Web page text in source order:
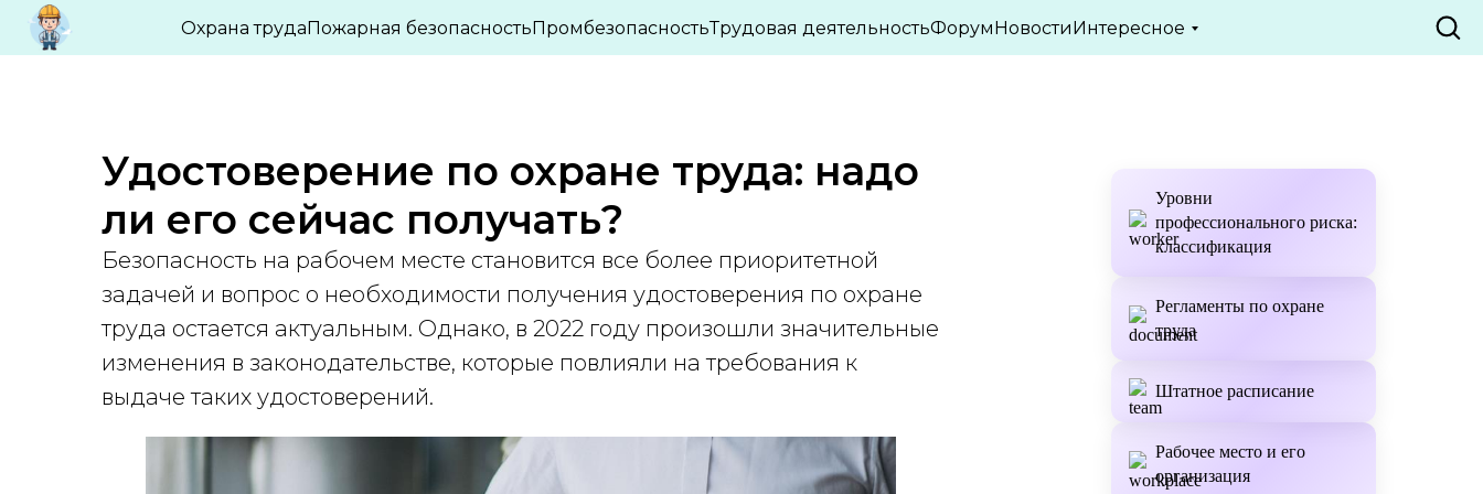
БЛОГ ПО ОХРАНЕ ТРУДА И ПРОМБЕЗОПАСНОСТИ » ОХРАНА ТРУДА » ИНТЕРЕСНЫЕ СТАТЬИ
Охрана трудаПожарная безопасностьПромбезопасностьТрудовая деятельностьФорумНовостиИнтересное
Удостоверение по охране труда: надо
ли его сейчас получать?
Безопасность на рабочем месте становится все более приоритетной
задачей и вопрос о необходимости получения удостоверения по охране
труда остается актуальным. Однако, в 2022 году произошли значительные
изменения в законодательстве, которые повлияли на требования к
выдаче таких удостоверений.
Уровни
профессионального риска:
классификация
Регламенты по охране
труда
Штатное расписание
Рабочее место и его
организация